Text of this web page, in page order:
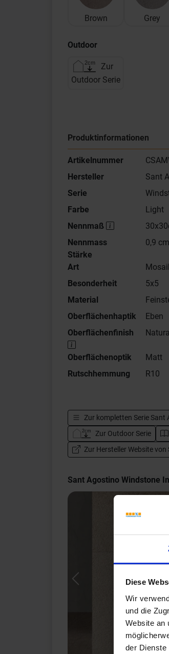
Diese
Wir
und die
Website an
der Dienste
Brown Grey
Outdoor
Zur
Outdoor Serie
Produktinformationen
Artikelnummer
Hersteller
Sant
Serie
Farbe
Light
Nennmaß
Nennmass
Stärke
0,9 cm
Art
Besonderheit
5x5
Material
Oberflächenhaptik
Eben
Oberflächenfinish
Oberflächenoptik
Matt
Rutschhemmung
R10
Zur kompletten Serie Sant
Zur Outdoor Serie
Zur Hersteller Website
Sant Agostino Windstone
Previous